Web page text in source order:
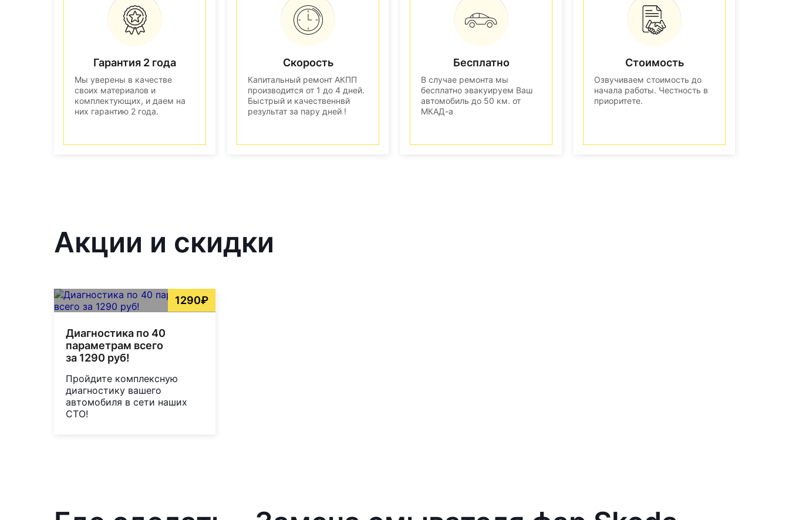
Гарантия 2 года
Мы уверены в качестве
своих материалов и
комплектующих, и даем на
них гарантию 2 года.
Скорость
Капитальный ремонт АКПП
производится от 1 до 4 дней.
Быстрый и качественнвй
результат за пару дней !
Бесплатно
В случае ремонта мы
бесплатно эвакуируем Ваш
автомобиль до 50 км. от
МКАД-а
Стоимость
Озвучиваем стоимость до
начала работы. Честность в
приоритете.
Акции и скидки
1290₽
Диагностика по 40
параметрам всего
за 1290 руб!
Пройдите комплексную
диагностику вашего
автомобиля в сети наших
СТО!